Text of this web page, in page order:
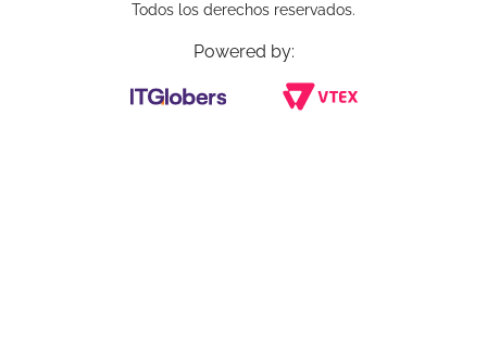
Todos los derechos reservados.
Powered by: